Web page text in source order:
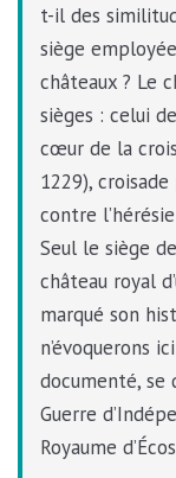
t-il des
siège
châteaux ? Le
sièges : celui
cœur de la
1229),
contre
Seul le siège
château royal
marqué son
n’évoquerons
documenté, se
Guerre
Royaume